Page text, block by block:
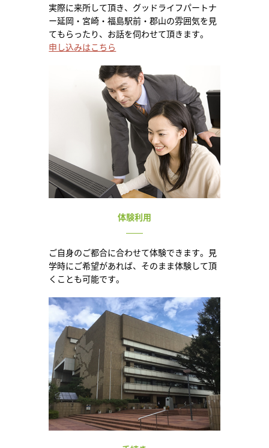
実際に来所して頂き、グッドライフパートナ
ー延岡・宮崎・福島駅前・郡山の雰囲気を見
てもらったり、お話を伺わせて頂きます。
申し込みはこちら
体験利用
ご自身のご都合に合わせて体験できます。見
学時にご希望があれば、そのまま体験して頂
くことも可能です。